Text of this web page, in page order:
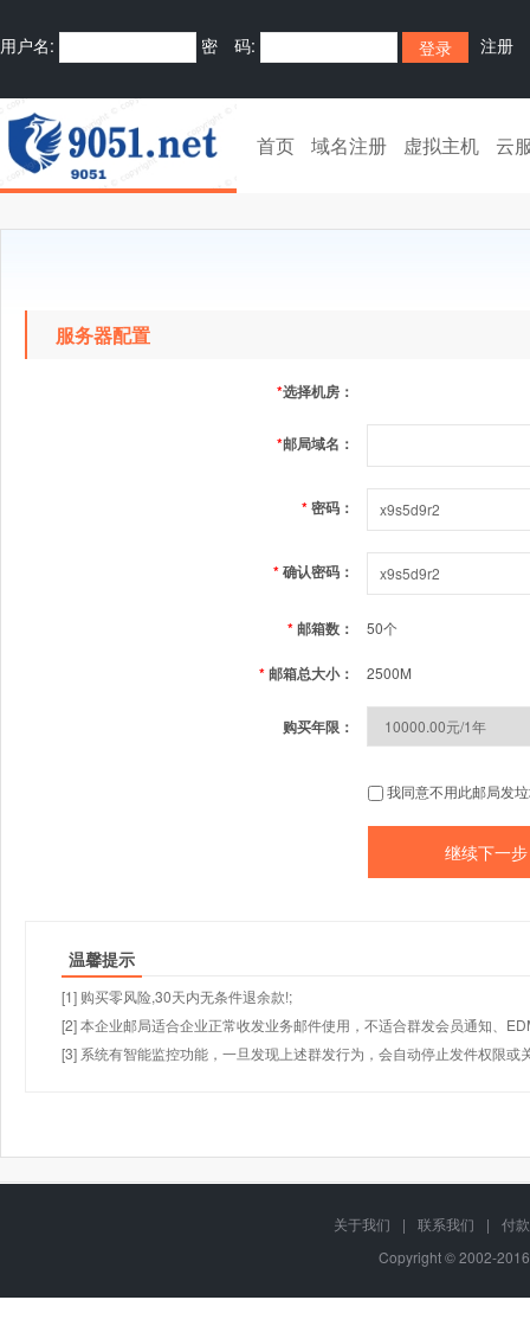
用户名: 密 码: 注册
首页 域名注册 虚拟主机 云
服务器配置
*选择机房：
*邮局域名：
*密码：
*确认密码：
*邮箱数： 50个
*邮箱总大小： 2500M
购买年限：
我同意不用此邮局发
温馨提示
[1] 购买零风险,30天内无条件退余款!;
[2] 本企业邮局适合企业正常收发业务邮件使用，不适合群发会员通知、
[3] 系统有智能监控功能，一旦发现上述群发行为，会自动停止发件权限或
关于我们 | 联系我们 |
付
Copyright © 2002-